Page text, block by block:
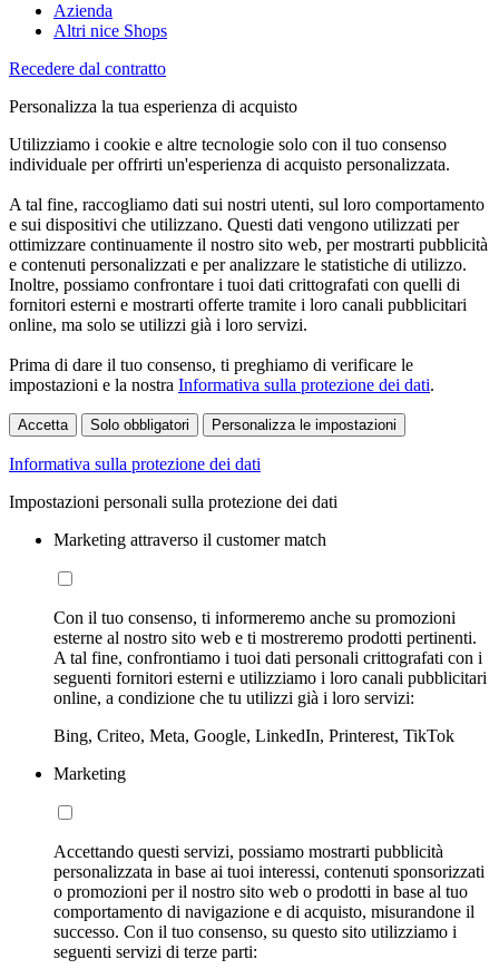
Azienda
Altri nice Shops
Recedere dal contratto
Personalizza la tua esperienza di acquisto
Utilizziamo i cookie e altre tecnologie solo con il tuo consenso
individuale per offrirti un'esperienza di acquisto personalizzata.
A tal fine, raccogliamo dati sui nostri utenti, sul loro comportamento
e sui dispositivi che utilizzano. Questi dati vengono utilizzati per
ottimizzare continuamente il nostro sito web, per mostrarti pubblicità
e contenuti personalizzati e per analizzare le statistiche di utilizzo.
Inoltre, possiamo confrontare i tuoi dati crittografati con quelli di
fornitori esterni e mostrarti offerte tramite i loro canali pubblicitari
online, ma solo se utilizzi già i loro servizi.
Prima di dare il tuo consenso, ti preghiamo di verificare le
impostazioni e la nostra Informativa sulla protezione dei dati.
Accetta Solo obbligatori Personalizza le impostazioni
Informativa sulla protezione dei dati
Impostazioni personali sulla protezione dei dati
Marketing attraverso il customer match
Con il tuo consenso, ti informeremo anche su promozioni
esterne al nostro sito web e ti mostreremo prodotti pertinenti.
A tal fine, confrontiamo i tuoi dati personali crittografati con i
seguenti fornitori esterni e utilizziamo i loro canali pubblicitari
online, a condizione che tu utilizzi già i loro servizi:
Bing, Criteo, Meta, Google, LinkedIn, Printerest, TikTok
Marketing
Accettando questi servizi, possiamo mostrarti pubblicità
personalizzata in base ai tuoi interessi, contenuti sponsorizzati
o promozioni per il nostro sito web o prodotti in base al tuo
comportamento di navigazione e di acquisto, misurandone il
successo. Con il tuo consenso, su questo sito utilizziamo i
seguenti servizi di terze parti: